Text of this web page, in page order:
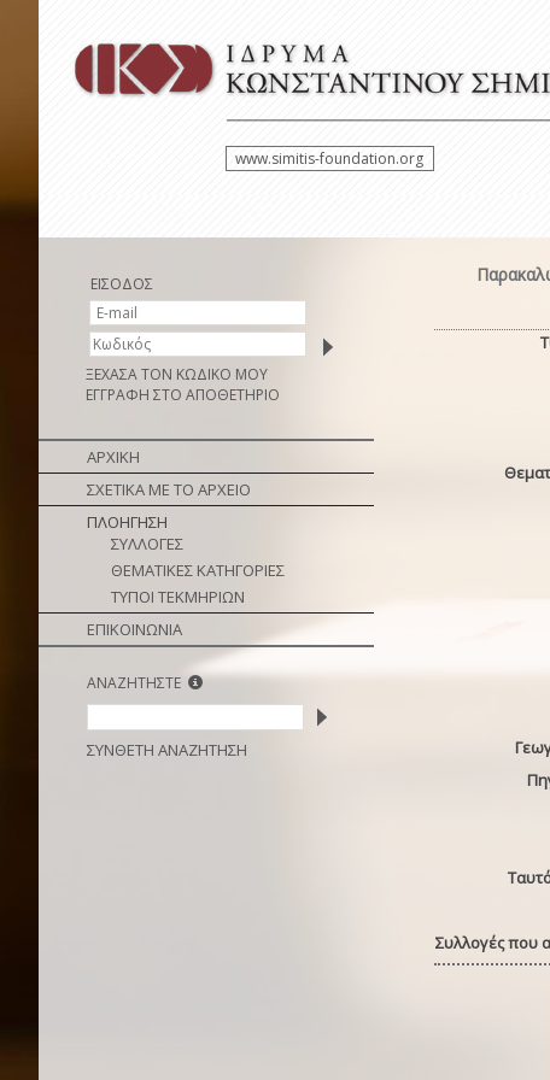
www.simitis-foundation.org
ΕΙΣΟΔΟΣ
ΞΕΧΑΣΑ ΤΟΝ ΚΩΔΙΚΟ ΜΟΥ
ΕΓΓΡΑΦΗ ΣΤΟ ΑΠΟΘΕΤΗΡΙΟ
ΑΡΧΙΚΗ
ΣΧΕΤΙΚΑ ΜΕ ΤΟ ΑΡΧΕΙΟ
ΠΛΟΗΓΗΣΗ
ΣΥΛΛΟΓΕΣ
ΘΕΜΑΤΙΚΕΣ ΚΑΤΗΓΟΡΙΕΣ
ΤΥΠΟΙ ΤΕΚΜΗΡΙΩΝ
ΕΠΙΚΟΙΝΩΝΙΑ
ΑΝΑΖΗΤΗΣΤΕ
ΣΥΝΘΕΤΗ ΑΝΑΖΗΤΗΣΗ
Συλλογές που